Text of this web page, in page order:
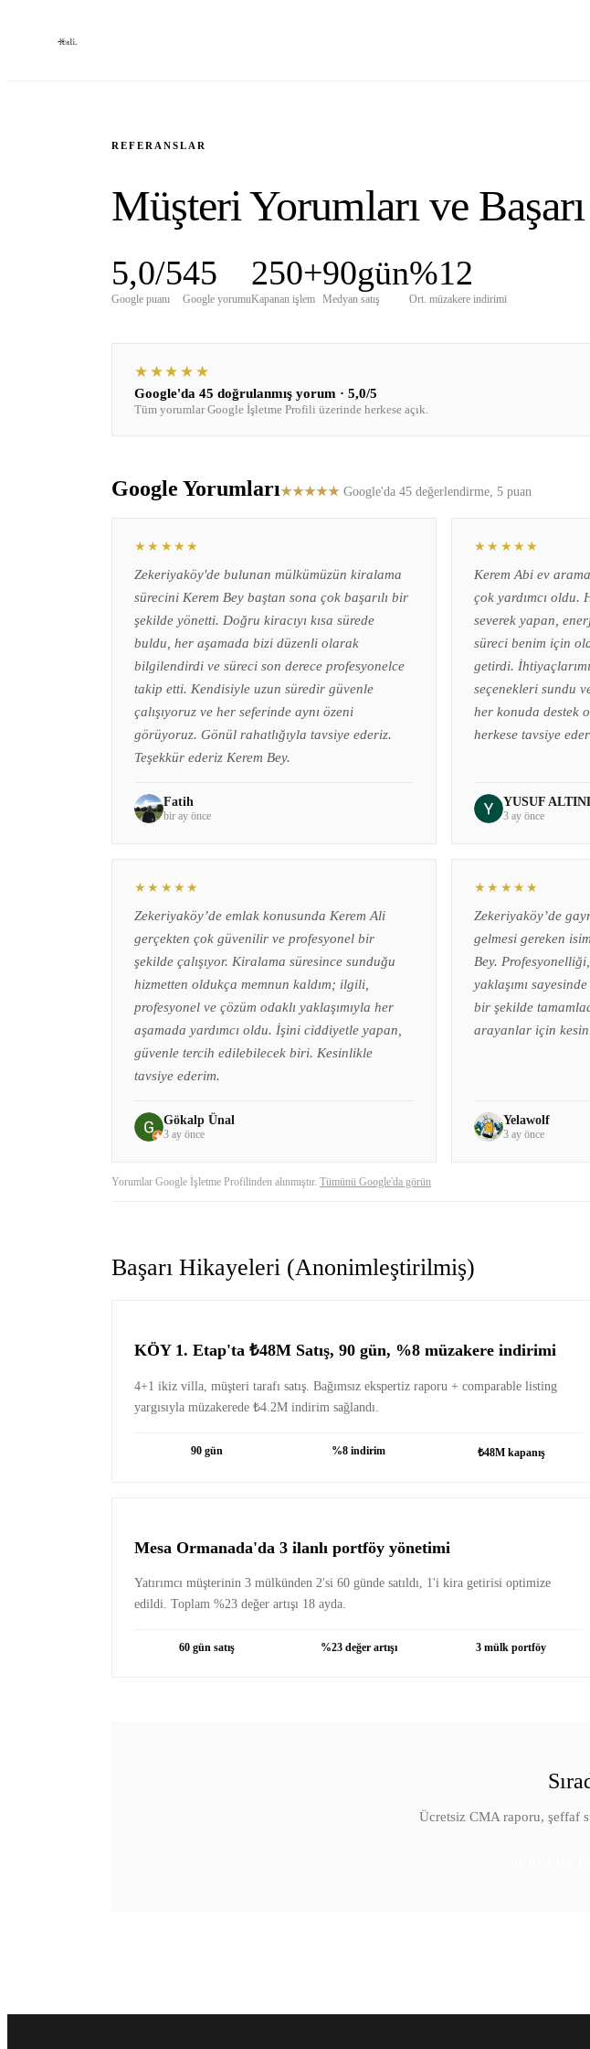
REFERANSLAR
Müşteri Yorumları ve
5,0/5
Google puanı
45
Google yorumu
250+
Kapanan işlem
90gün
Medyan satış
%12
Ort. müzakere indirimi
★★★★★
Google'da 45 doğrulanmış yorum · 5,0/5
Tüm yorumlar Google İşletme Profili üzerinde herkese açık.
Google Yorumları★★★★★ Google'da 45 değerlendirme, 5 puan
★★★★★
Zekeriyaköy'de bulunan mülkümüzün kiralama
sürecini Kerem Bey baştan sona çok başarılı bir
şekilde yönetti. Doğru kiracıyı kısa sürede
buldu, her aşamada bizi düzenli olarak
bilgilendirdi ve süreci son derece profesyonelce
takip etti. Kendisiyle uzun süredir güvenle
çalışıyoruz ve her seferinde aynı özeni
görüyoruz. Gönül rahatlığıyla tavsiye ederiz.
Teşekkür ederiz Kerem Bey.
Fatih
bir ay önce
★★★★★
Kerem Abi ev
çok yardımcı oldu.
severek yapan,
süreci benim için
getirdi.
seçenekleri sundu
her konuda destek
herkese tavsiye
YUSUF
3 ay önce
★★★★★
Zekeriyaköy’de emlak konusunda Kerem Ali
gerçekten çok güvenilir ve profesyonel bir
şekilde çalışıyor. Kiralama süresince sunduğu
hizmetten oldukça memnun kaldım; ilgili,
profesyonel ve çözüm odaklı yaklaşımıyla her
aşamada yardımcı oldu. İşini ciddiyetle yapan,
güvenle tercih edilebilecek biri. Kesinlikle
tavsiye ederim.
Gökalp Ünal
3 ay önce
★★★★★
Zekeriyaköy’de
gelmesi gereken
Bey.
yaklaşımı
bir şekilde
arayanlar için
Yelawolf
3 ay önce
Yorumlar Google İşletme Profilinden alınmıştır. Tümünü Google'da görün
Başarı Hikayeleri (Anonimleştirilmiş)
KÖY 1. Etap'ta ₺48M Satış, 90 gün, %8 müzakere indirimi
4+1 ikiz villa, müşteri tarafı satış. Bağımsız ekspertiz raporu + comparable listing
yargısıyla müzakerede ₺4.2M indirim sağlandı.
90 gün %8 indirim ₺48M kapanış
Mesa Ormanada'da 3 ilanlı portföy yönetimi
Yatırımcı müşterinin 3 mülkünden 2'si 60 günde satıldı, 1'i kira getirisi optimize
edildi. Toplam %23 değer artışı 18 ayda.
60 gün satış %23 değer artışı 3 mülk portföy
Ücretsiz CMA raporu, şeffaf